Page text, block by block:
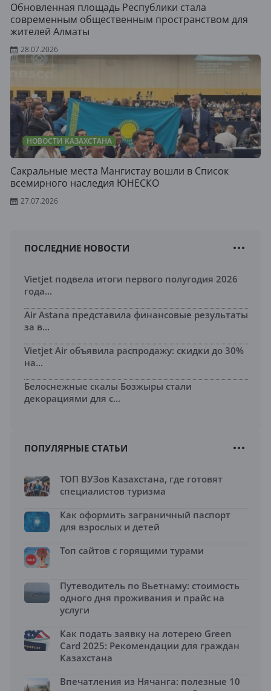
Обновленная площадь Республики стала
современным общественным пространством для
жителей Алматы
28.07.2026
НОВОСТИ КАЗАХСТАНА
Сакральные места Мангистау вошли в Список
всемирного наследия ЮНЕСКО
27.07.2026
ПОСЛЕДНИЕ НОВОСТИ
Vietjet подвела итоги первого полугодия 2026
года...
Air Astana представила финансовые результаты
за в...
Vietjet Air объявила распродажу: скидки до 30%
на...
Белоснежные скалы Бозжыры стали
декорациями для с...
ПОПУЛЯРНЫЕ СТАТЬИ
ТОП ВУЗов Казахстана, где готовят
специалистов туризма
Как оформить заграничный паспорт
для взрослых и детей
Топ сайтов с горящими турами
Путеводитель по Вьетнаму: стоимость
одного дня проживания и прайс на
услуги
Как подать заявку на лотерею Green
Card 2025: Рекомендации для граждан
Казахстана
Впечатления из Нячанга: полезные 10